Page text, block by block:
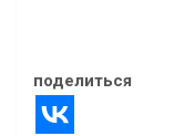
поделиться